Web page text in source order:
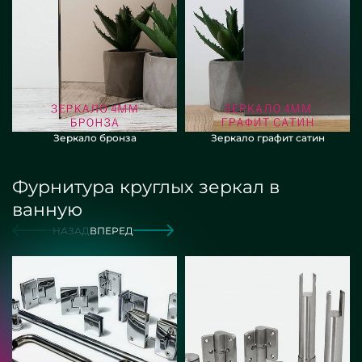
Зеркало бронза Зеркало графит сатин
Фурнитура круглых зеркал в
ванную
НАЗАД ВПЕРЕД